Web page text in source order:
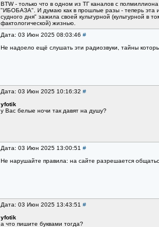
BTW - только что в одном из ТГ каналов с
"ИБОБАЗА". И думаю как в прошлые разы - теперь эта
судного дня" зажила своей культурной (культурной в
фактологической) жизнью.
Дата: 03 Июн 2025 08:03:46 #
Не надоело ещё слушать эти радиозвуки, тайны
Дата: 03 Июн 2025 10:16:32 #
yfotik
у Вас белые ночи так давят на душу?
Дата: 03 Июн 2025 13:00:51 #
Не нарушайте правила: на сайте разрешается
Дата: 03 Июн 2025 13:43:51 #
yfotik
а что пишите буквами тогда?